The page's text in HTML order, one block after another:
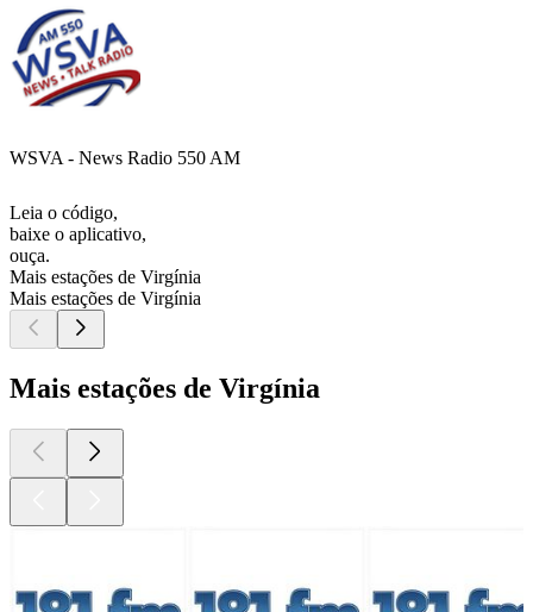
WSVA - News Radio 550 AM
Leia o código,
baixe o aplicativo,
ouça.
Mais estações de Virgínia
Mais estações de Virgínia
Mais estações de Virgínia